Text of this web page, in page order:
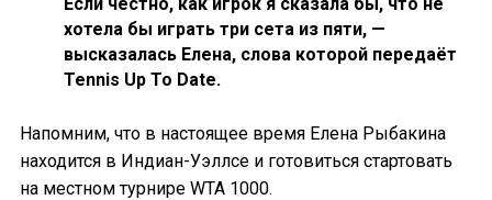
хотела бы играть три сета из пяти, —
высказалась Елена, слова которой передаёт
Tennis Up To Date.
Напомним, что в настоящее время Елена Рыбакина
находится в Индиан-Уэллсе и готовиться стартовать
на местном турнире WTA 1000.